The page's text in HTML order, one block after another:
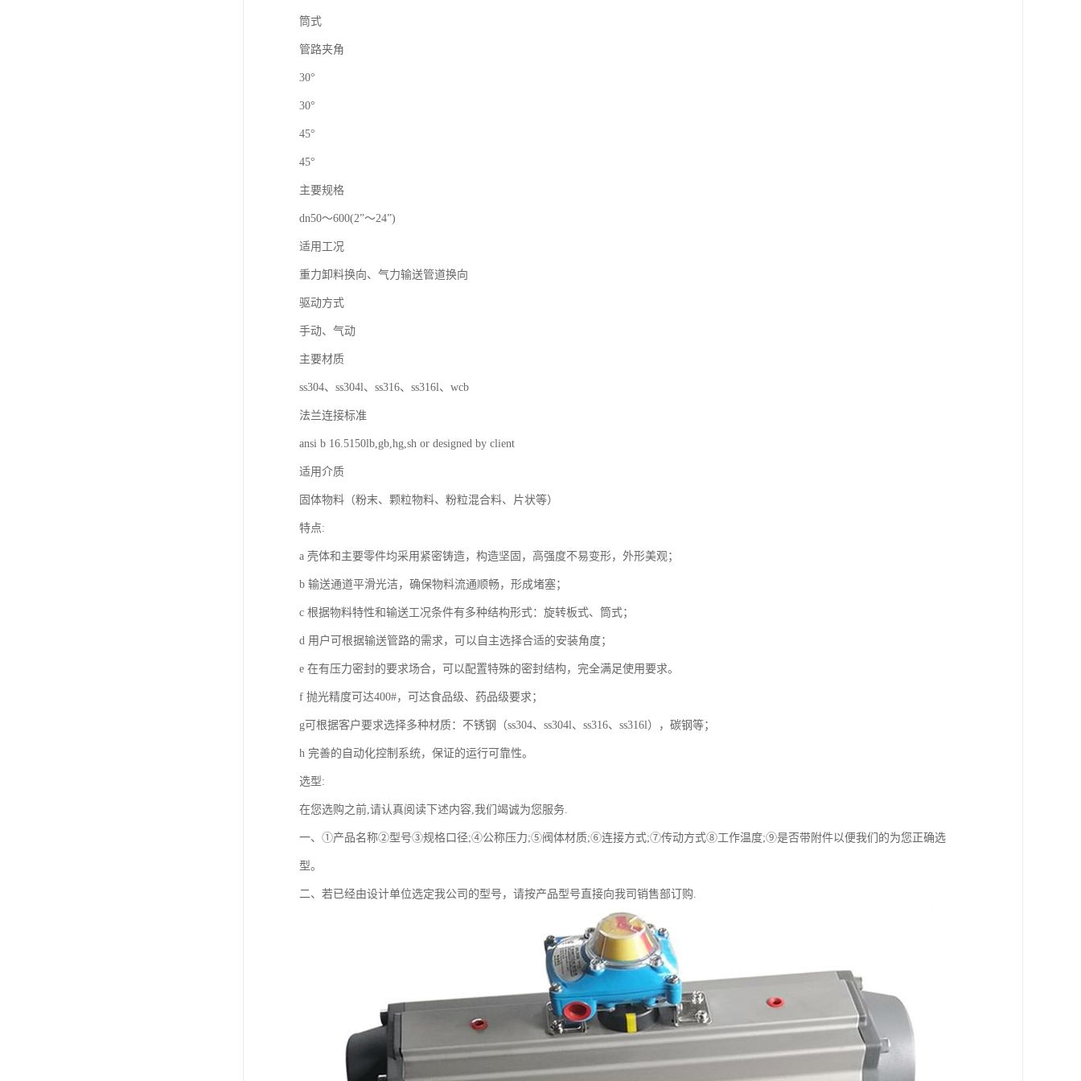
筒式
管路夹角
30°
30°
45°
45°
主要规格
dn50～600(2”～24”)
适用工况
重力卸料换向、气力输送管道换向
驱动方式
手动、气动
主要材质
ss304、ss304l、ss316、ss316l、wcb
法兰连接标准
ansi b 16.5150lb,gb,hg,sh or designed by client
适用介质
固体物料（粉末、颗粒物料、粉粒混合料、片状等）
特点:
a 壳体和主要零件均采用紧密铸造，构造坚固，高强度不易变形，外形美观；
b 输送通道平滑光洁，确保物料流通顺畅，形成堵塞；
c 根据物料特性和输送工况条件有多种结构形式：旋转板式、筒式；
d 用户可根据输送管路的需求，可以自主选择合适的安装角度；
e 在有压力密封的要求场合，可以配置特殊的密封结构，完全满足使用要求。
f 抛光精度可达400#，可达食品级、药品级要求；
g可根据客户要求选择多种材质：不锈钢（ss304、ss304l、ss316、ss316l），碳钢等；
h 完善的自动化控制系统，保证的运行可靠性。
选型:
在您选购之前,请认真阅读下述内容,我们竭诚为您服务.
一、①产品名称②型号③规格口径;④公称压力;⑤阀体材质;⑥连接方式;⑦传动方式⑧工作温度;⑨是否带附件以便我们的为您正确选
型。
二、若已经由设计单位选定我公司的型号，请按产品型号直接向我司销售部订购.